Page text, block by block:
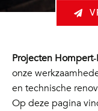
Projecten
onze
en technische
Op deze pagina